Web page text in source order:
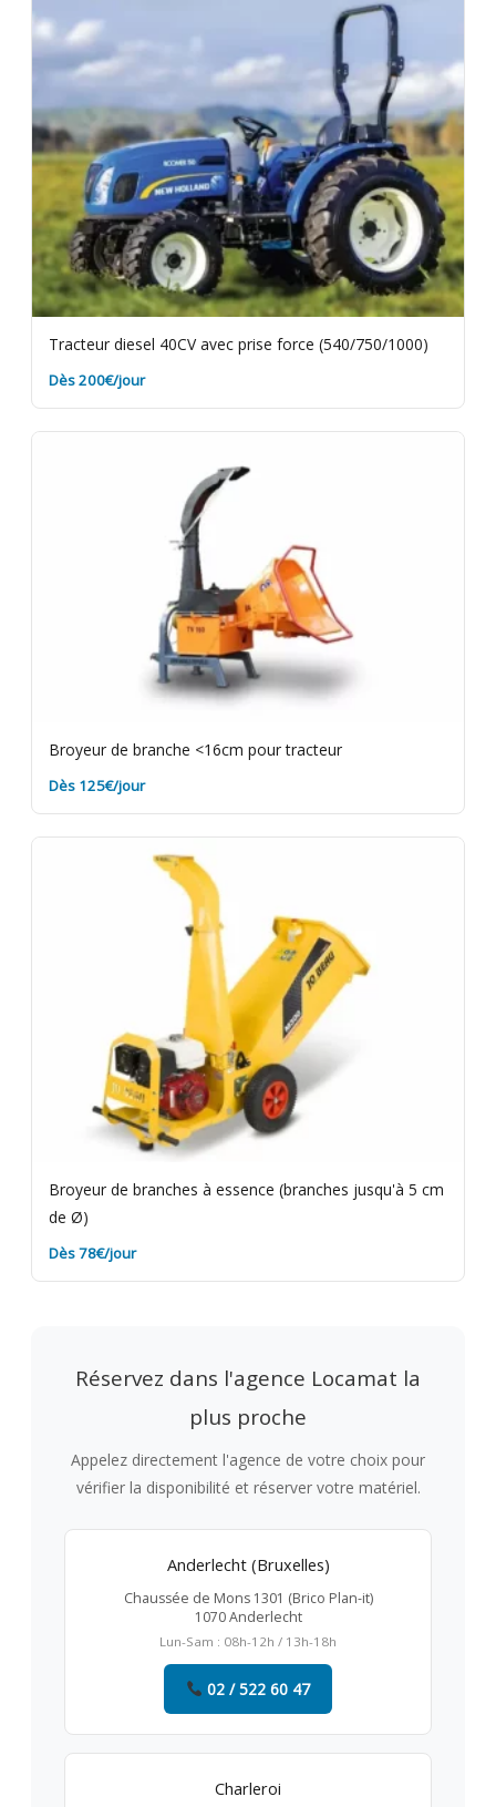
propre et sans terre pour éviter des frais de
nettoyage. Assurance bris de machine en option.
Tracteur diesel 40CV avec prise force (540/750/1000)
Dès 200€/jour
Broyeur de branche <16cm pour tracteur
Dès 125€/jour
Broyeur de branches à essence (branches jusqu'à 5 cm
de Ø)
Dès 78€/jour
Réservez dans l'agence Locamat la
plus proche
Appelez directement l'agence de votre choix pour
vérifier la disponibilité et réserver votre matériel.
Anderlecht (Bruxelles)
Chaussée de Mons 1301 (Brico Plan-it)
1070 Anderlecht
Lun-Sam : 08h-12h / 13h-18h
02 / 522 60 47
Charleroi